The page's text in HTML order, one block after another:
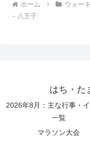
ホーム ウォー
－八王子
はち・た
2026年8月：主な行事・
一覧
マラソン大会